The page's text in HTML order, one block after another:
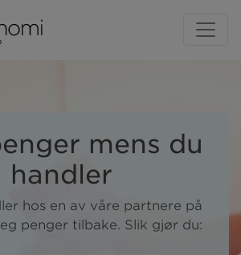
mens du
handler
hos en av våre partnere på
penger tilbake. Slik gjør du: